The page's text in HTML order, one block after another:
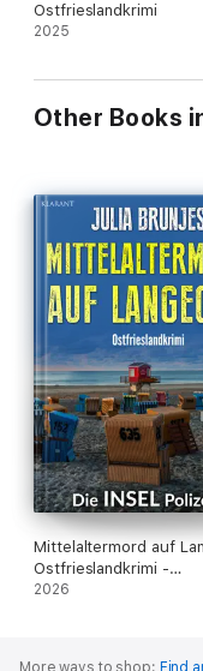
Ostfrieslandkrimi
2025
Other Books
Mittelaltermord auf
Ostfrieslandkrimi -
Nordseekrimi -
2026
More ways to shop: Find